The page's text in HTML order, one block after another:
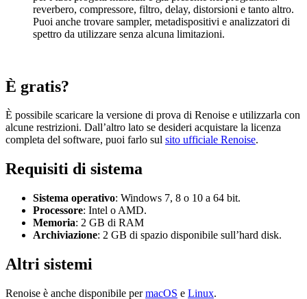
reverbero, compressore, filtro, delay, distorsioni e tanto altro.
Puoi anche trovare sampler, metadispositivi e analizzatori di
spettro da utilizzare senza alcuna limitazioni.
È gratis?
È possibile scaricare la versione di prova di Renoise e utilizzarla con
alcune restrizioni. Dall’altro lato se desideri acquistare la licenza
completa del software, puoi farlo sul sito ufficiale Renoise.
Requisiti di sistema
Sistema operativo: Windows 7, 8 o 10 a 64 bit.
Processore: Intel o AMD.
Memoria: 2 GB di RAM
Archiviazione: 2 GB di spazio disponibile sull’hard disk.
Altri sistemi
Renoise è anche disponibile permacOS e Linux.